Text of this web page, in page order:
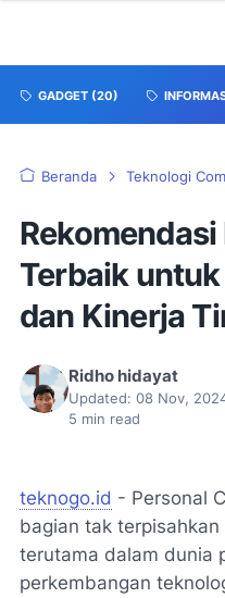
GADGET (20)
Beranda Teknologi
Terbaik
dan Kinerja
Ridho hidayat
Updated: 08 Nov,
5 min read
teknogo.id - Personal
bagian tak
terutama dalam dunia
perkembangan